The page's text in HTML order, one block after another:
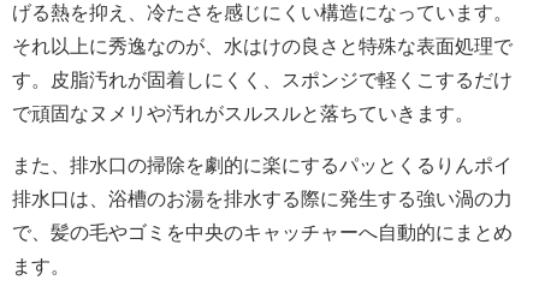
げる熱を抑え、冷たさを感じにくい構造になっています。
それ以上に秀逸なのが、水はけの良さと特殊な表面処理で
す。皮脂汚れが固着しにくく、スポンジで軽くこするだけ
で頑固なヌメリや汚れがスルスルと落ちていきます。
また、排水口の掃除を劇的に楽にするパッとくるりんポイ
排水口は、浴槽のお湯を排水する際に発生する強い渦の力
で、髪の毛やゴミを中央のキャッチャーへ自動的にまとめ
ます。